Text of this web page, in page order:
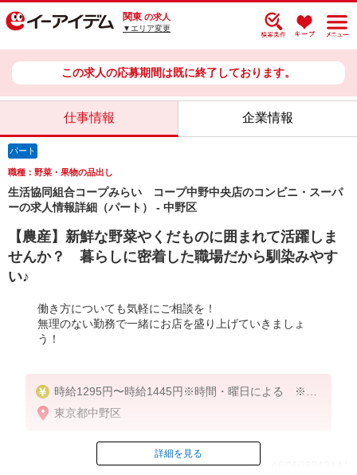
関東 の求人
▼エリア変更
この求人の応募期間は既に終了しております。
仕事情報 企業情報
パート
職種：野菜・果物の品出し
生活協同組合コープみらい コープ中野中央店のコンビニ・スーパ
ーの求人情報詳細（パート） - 中野区
【農産】新鮮な野菜やくだものに囲まれて活躍しま
せんか？ 暮らしに密着した職場だから馴染みやす
い♪
働き方についても気軽にご相談を！
無理のない勤務で一緒にお店を盛り上げていきましょ
う！
時給1295円〜時給1445円※時間・曜日による ※加
給含む
※9時迄 時給＋100円
東京都中野区
ID：AE0608942141
詳細を見る